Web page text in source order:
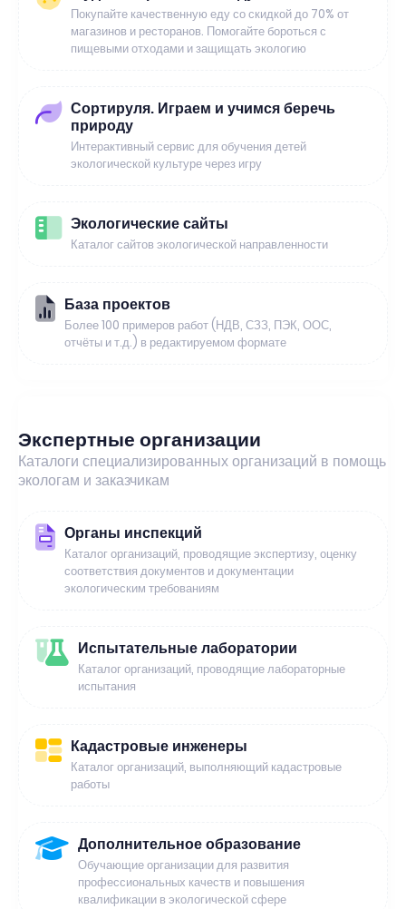
Покупайте качественную еду со скидкой до 70% от
магазинов и ресторанов. Помогайте бороться с
пищевыми отходами и защищать экологию
Сортируля. Играем и учимся беречь
природу
Интерактивный сервис для обучения детей
экологической культуре через игру
Экологические сайты
Каталог сайтов экологической направленности
База проектов
Более 100 примеров работ (НДВ, СЗЗ, ПЭК, ООС,
отчёты и т.д.) в редактируемом формате
Экспертные организации
Каталоги специализированных организаций в помощь
экологам и заказчикам
Органы инспекций
Каталог организаций, проводящие экспертизу, оценку
соответствия документов и документации
экологическим требованиям
Испытательные лаборатории
Каталог организаций, проводящие лабораторные
испытания
Кадастровые инженеры
Каталог организаций, выполняющий кадастровые
работы
Дополнительное образование
Обучающие организации для развития
профессиональных качеств и повышения
квалификации в экологической сфере